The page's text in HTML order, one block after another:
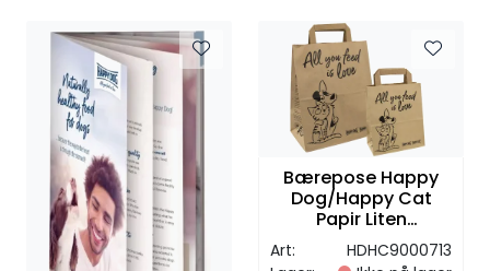
Bærepose Happy
Dog/Happy Cat
Papir Liten
18,5x9,7x22cm
Art:
HDHC9000713